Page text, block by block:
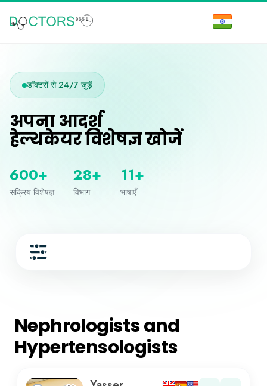
डॉक्टरों से 24/7 जुड़ें
अपना आदर्श
हेल्थकेयर विशेषज्ञ खोजें
600+
सक्रिय विशेषज्ञ
28+
विभाग
11+
भाषाएँ
Nephrologists and
Hypertensologists